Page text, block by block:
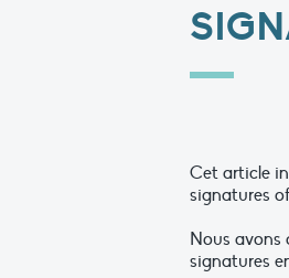
Cet article
signatures
Nous avons
signatures